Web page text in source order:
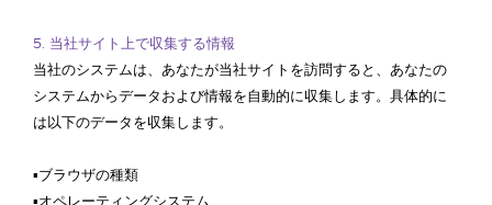
5. 当社サイト上で収集する情報
当社のシステムは、あなたが当社サイトを訪問すると、あなたの
システムからデータおよび情報を自動的に収集します。具体的に
は以下のデータを収集します。
▪ブラウザの種類